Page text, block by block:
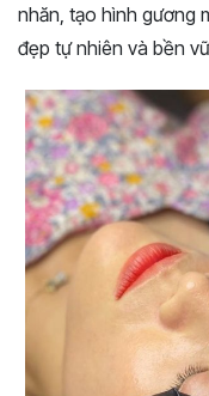
nhăn, tạo hình gương
đẹp tự nhiên và bền